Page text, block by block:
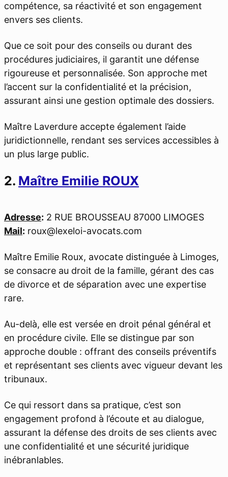
compétence, sa réactivité et son engagement
envers ses clients.
Que ce soit pour des conseils ou durant des
procédures judiciaires, il garantit une défense
rigoureuse et personnalisée. Son approche met
l’accent sur la confidentialité et la précision,
assurant ainsi une gestion optimale des dossiers.
Maître Laverdure accepte également l’aide
juridictionnelle, rendant ses services accessibles à
un plus large public.
2. Maître Emilie ROUX
Adresse: 2 RUE BROUSSEAU 87000 LIMOGES
Mail: roux@lexeloi-avocats.com
Maître Emilie Roux, avocate distinguée à Limoges,
se consacre au droit de la famille, gérant des cas
de divorce et de séparation avec une expertise
rare.
Au-delà, elle est versée en droit pénal général et
en procédure civile. Elle se distingue par son
approche double : offrant des conseils préventifs
et représentant ses clients avec vigueur devant les
tribunaux.
Ce qui ressort dans sa pratique, c’est son
engagement profond à l’écoute et au dialogue,
assurant la défense des droits de ses clients avec
une confidentialité et une sécurité juridique
inébranlables.